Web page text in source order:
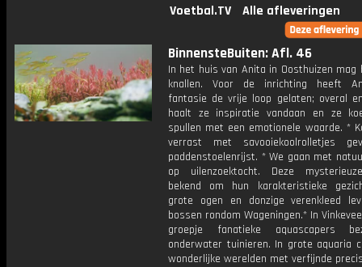
Voetbal.TV
Alle afleveringen
BinnensteBuiten: Afl. 46
In het huis van Anita in Oosthuizen mag
knallen. Voor de inrichting heeft
fantasie de vrije loop gelaten; overal
haalt ze inspiratie vandaan en ze
spullen met een emotionele waarde. *
verrast met savooiekoolrolletjes
paddenstoelenrijst. * We gaan met
op uilenzoektocht. Deze
bekend om hun karakteristieke
grote ogen en donzige verenkleed
bossen rondom Wageningen.* In
groepje fanatieke aquascapers
onderwater tuinieren. In grote aquaria
wonderlijke werelden met verfijnde